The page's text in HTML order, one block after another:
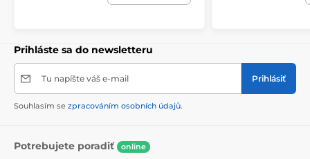
Prihláste sa do newsletteru
Tu napíšte váš e-mail Prihlásiť
Souhlasím se zpracováním osobních údajů.
Potrebujete poradiť online